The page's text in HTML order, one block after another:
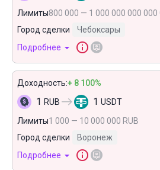
Лимиты800 000 — 1 000 000 000 000
Город сделки
Чебоксары
Подробнее
Доходность:+ 8 100%
1 RUB 1 USDT
Лимиты1 000 — 10 000 000 RUB
Город сделки
Воронеж
Подробнее